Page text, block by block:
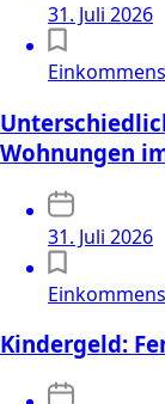
31. Juli 2026
Wohnungen
31. Juli 2026
Kindergeld: